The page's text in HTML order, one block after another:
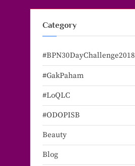
Category
#BPN30DayChallenge2018
#GakPaham
#LoQLC
#ODOPISB
Beauty
Blog